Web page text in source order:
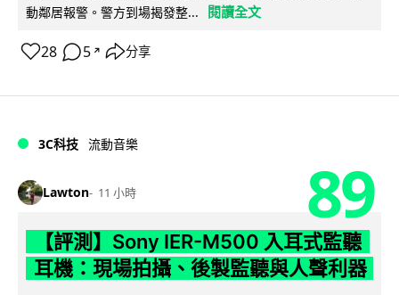
動鄰居報警。警方到場揭發整...
閱讀全文
28 5 ↗ 分享
3C科技 流動音樂
Lawton 11 小時 89
【評測】Sony IER-M500 入耳式監聽
耳機：現場拍攝、後製監聽與人聲利器